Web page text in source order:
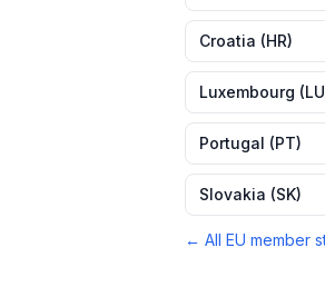
Croatia (HR)
Luxembourg (LU
Portugal (PT)
Slovakia (SK)
← All EU member